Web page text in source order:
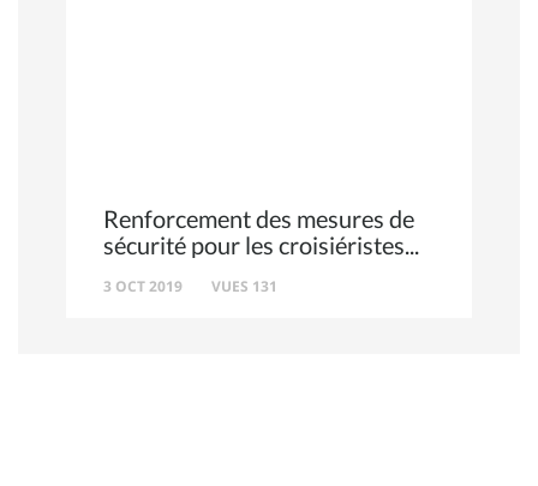
Renforcement des mesures de
sécurité pour les croisiéristes
3 OCT 2019 VUES 131